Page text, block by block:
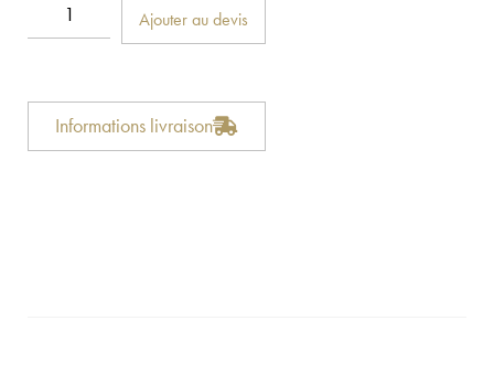
Ajouter au devis
Informations livraison